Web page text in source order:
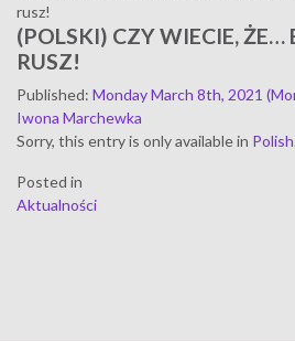
rusz!
(POLSKI) CZY WIECIE, ŻE…
RUSZ!
Published: Monday March 8th, 2021
Iwona Marchewka
Sorry, this entry is only available in Polish.
Posted in
Aktualności